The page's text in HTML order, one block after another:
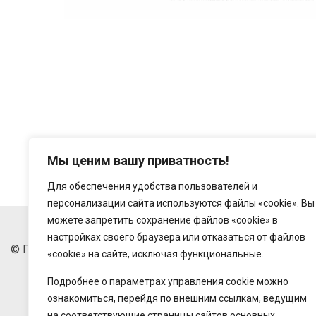
Мы ценим вашу приватность!
Для обеспечения удобства пользователей и
персонализации сайта используются файлы «cookie». Вы
можете запретить сохранение файлов «cookie» в
настройках своего браузера или отказаться от файлов
«cookie» на сайте, исключая функциональные.
Подробнее о параметрах управления cookie можно
ознакомиться, перейдя по внешним ссылкам, ведущим
© Государственное предприятие "Беларусьторг", 2018-